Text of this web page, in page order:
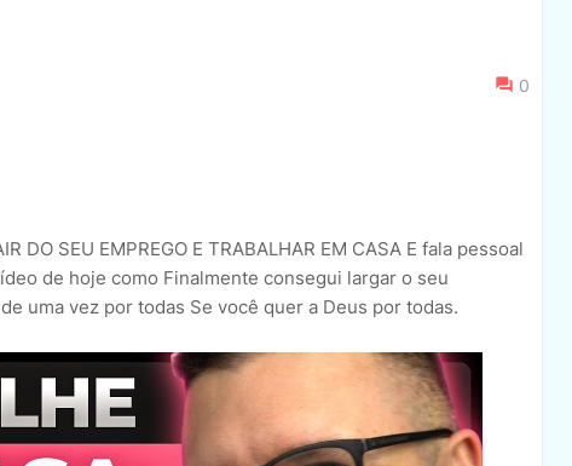
0
DO SEU EMPREGO E TRABALHAR EM CASA E fala pessoal
de hoje como Finalmente consegui largar o seu
uma vez por todas Se você quer a Deus por todas.